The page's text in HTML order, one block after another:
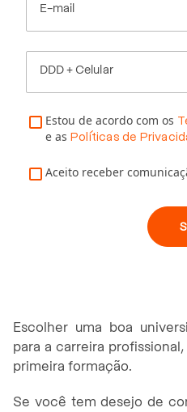
E-mail
DDD + Celular
Estou de acordo com os
e as Políticas de
Aceito receber
Escolher uma boa
para a carreira
primeira formação.
Se você tem desejo de